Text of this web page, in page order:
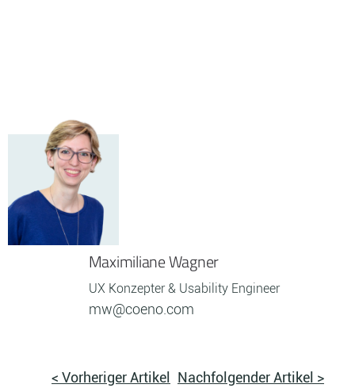
Maximiliane Wagner
UX Konzepter & Usability Engineer
mw@coeno.com
< Vorheriger Artikel Nachfolgender Artikel >